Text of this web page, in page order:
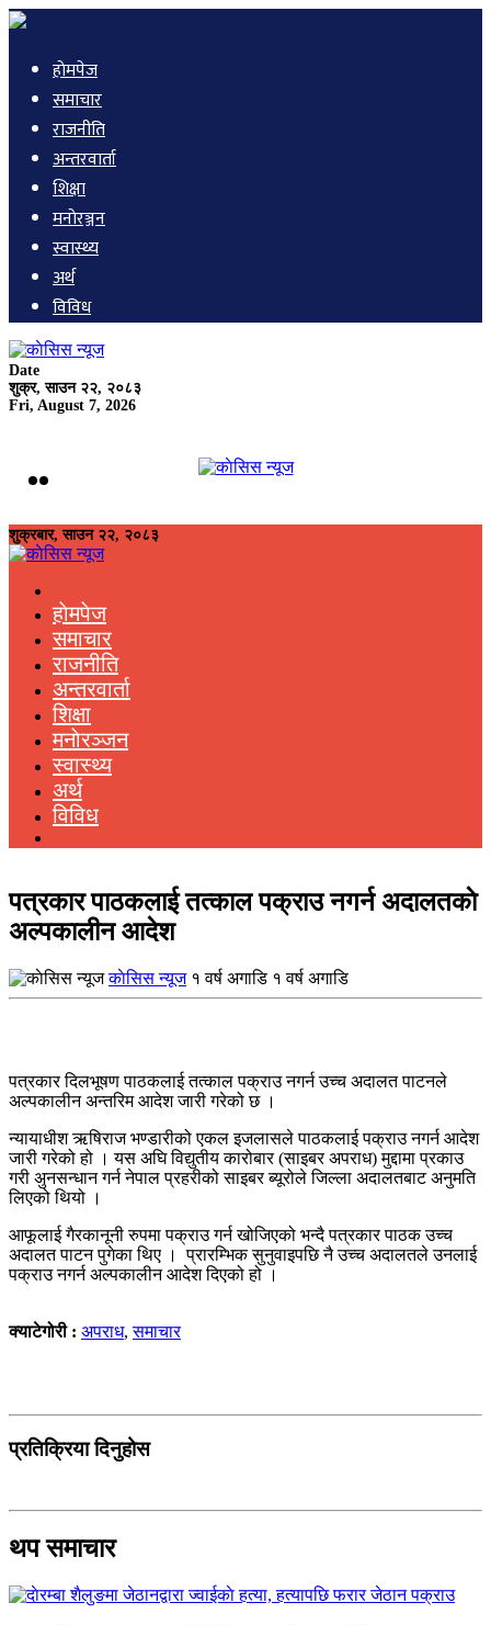
हाेमपेज
समाचार
राजनीति
अन्तरवार्ता
शिक्षा
मनाेरञ्जन
स्वास्थ्य
अर्थ
विविध
Date
शुक्र, साउन २२, २०८३
Fri, August 7, 2026
शुक्रबार, साउन २२, २०८३
हाेमपेज
समाचार
राजनीति
अन्तरवार्ता
शिक्षा
मनाेरञ्जन
स्वास्थ्य
अर्थ
विविध
पत्रकार पाठकलाई तत्काल पक्राउ नगर्न अदालतकाे
अल्पकालीन आदेश
काेसिस न्यूज १ वर्ष अगाडि १ वर्ष अगाडि
पत्रकार दिलभूषण पाठकलाई तत्काल पक्राउ नगर्न उच्च अदालत पाटनले
अल्पकालीन अन्तरिम आदेश जारी गरेको छ ।
न्यायाधीश ऋषिराज भण्डारीको एकल इजलासले पाठकलाई पक्राउ नगर्न आदेश
जारी गरेको हो । यस अघि विद्युतीय कारोबार (साइबर अपराध) मुद्दामा प्रकाउ
गरी अुनसन्धान गर्न नेपाल प्रहरीको साइबर ब्यूरोले जिल्ला अदालतबाट अनुमति
लिएको थियो ।
आफूलाई गैरकानूनी रुपमा पक्राउ गर्न खोजिएको भन्दै पत्रकार पाठक उच्च
अदालत पाटन पुगेका थिए । प्रारम्भिक सुनुवाइपछि नै उच्च अदालतले उनलाई
पक्राउ नगर्न अल्पकालीन आदेश दिएको हो ।
क्याटेगोरी : अपराध,समाचार
प्रतिक्रिया दिनुहोस
थप समाचार